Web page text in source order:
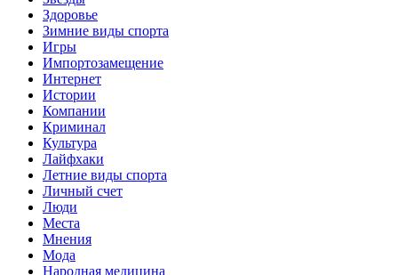
Здоровье
Зимние виды спорта
Игры
Импортозамещение
Интернет
Истории
Компании
Криминал
Культура
Лайфхаки
Летние виды спорта
Личный счет
Люди
Места
Мнения
Мода
Народная медицина